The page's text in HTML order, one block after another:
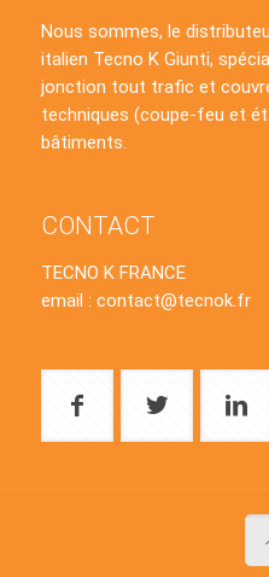
Nous sommes, le
italien Tecno K Giunti,
jonction tout trafic et
techniques (coupe-feu et
bâtiments.
CONTACT
TECNO K FRANCE
email : contact@tecnok.fr